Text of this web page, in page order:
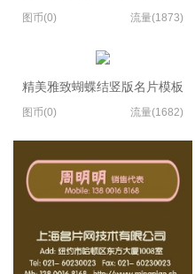
图币(0) 流量(1873)
精美雅致蝴蝶结竖版名片模板
图币(0) 流量(1682)